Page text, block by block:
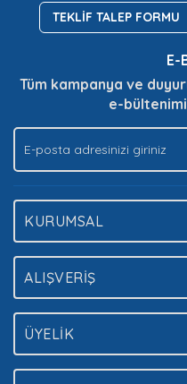
Ürün açıklamasında
Ürün fiyatı diğer
Bu ürüne benzer farklı
TEKLİF TALEP FORMU
E-
Tüm kampanya ve
e-
KURUMSAL
ALIŞVERİŞ
ÜYELİK